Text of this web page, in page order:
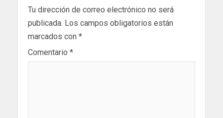
Tu dirección de correo electrónico no será
publicada. Los campos obligatorios están
marcados con *
Comentario *